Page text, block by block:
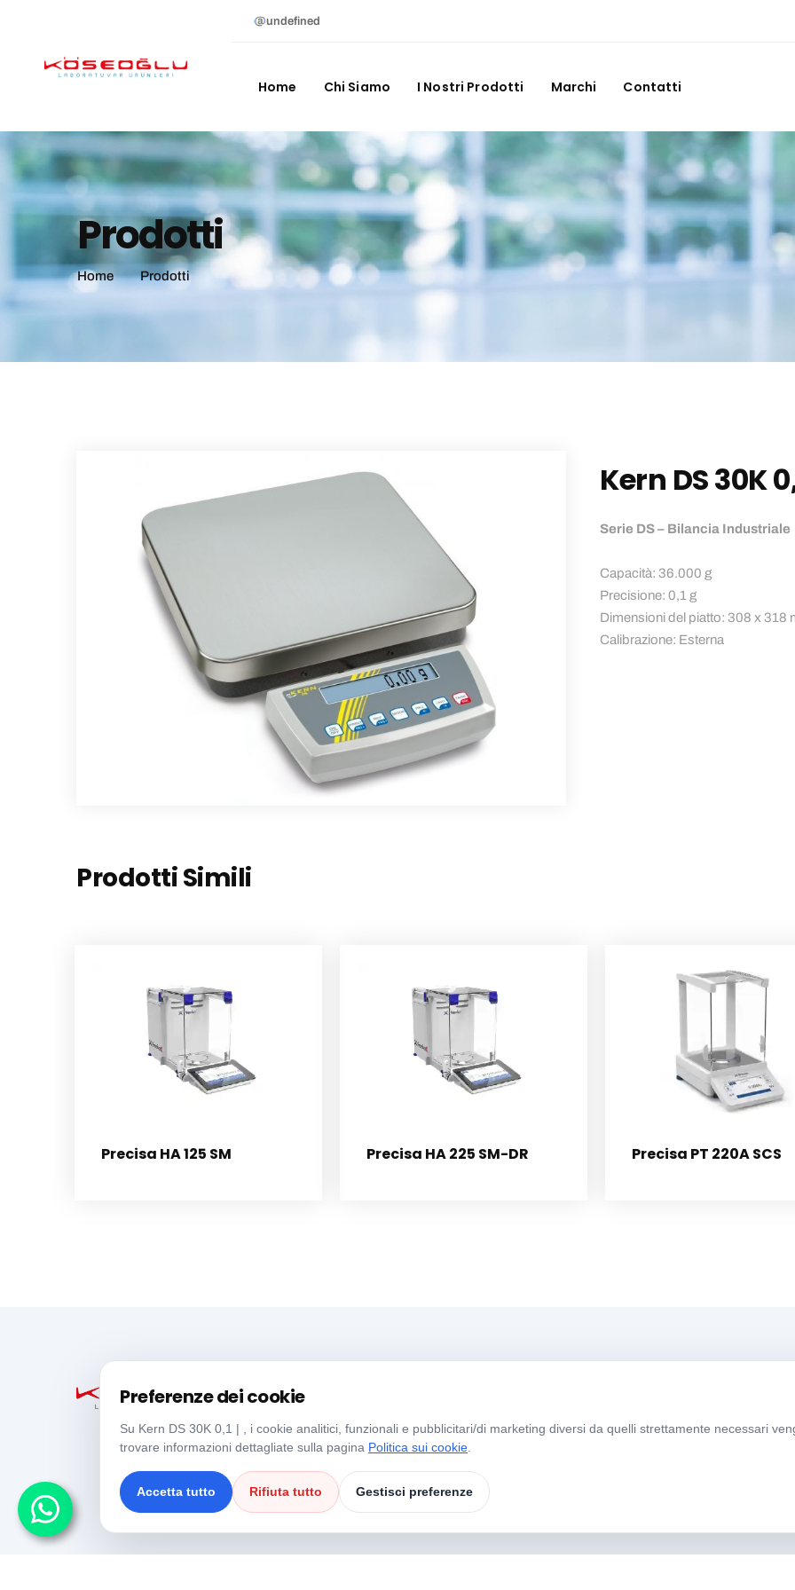
undefined
Home Chi Siamo I Nostri Prodotti Marchi Contatti
Prodotti
Home Prodotti
Kern DS 30K
Serie DS – Bilancia Industriale
Capacità: 36.000 g
Precisione: 0,1 g
Dimensioni del piatto: 308 x 318
Calibrazione: Esterna
Prodotti Simili
Precisa HA 125 SM Precisa HA 225 SM-DR Precisa PT 220A SCS
Chi Siamo
I Nostri Prodotti
Preferenze dei cookie
Su Kern DS 30K 0,1 | , i cookie analitici, funzionali e pubblicitari/di marketing diversi da quelli strettamente necessari
trovare informazioni dettagliate sulla pagina Politica sui cookie
Accetta tutto Rifiuta tutto Gestisci preferenze